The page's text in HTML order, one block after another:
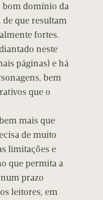
domínio da
que resultam
fortes.
neste
páginas) e há
bem
que o
mais que
de muito
limitações e
que permita a
prazo
leitores, em